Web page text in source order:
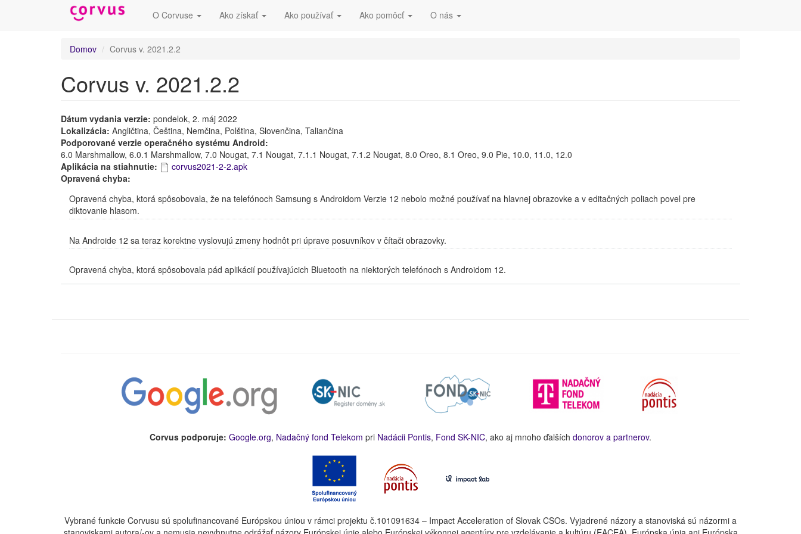
O Corvuse Ako získať Ako používať Ako pomôcť O nás
Domov Corvus v. 2021.2.2
Corvus v. 2021.2.2
Dátum vydania verzie: pondelok, 2. máj 2022
Lokalizácia: Angličtina, Čeština, Nemčina, Polština, Slovenčina, Taliančina
Podporované verzie operačného systému Android:
6.0 Marshmallow, 6.0.1 Marshmallow, 7.0 Nougat, 7.1 Nougat, 7.1.1 Nougat, 7.1.2 Nougat, 8.0 Oreo, 8.1 Oreo, 9.0 Pie, 10.0, 11.0, 12.0
Aplikácia na stiahnutie:
corvus2021-2-2.apk
Opravená chyba:
Opravená chyba, ktorá spôsobovala, že na telefónoch Samsung s Androidom Verzie 12 nebolo možné používať na hlavnej obrazovke a v editačných poliach povel pre
diktovanie hlasom.
Na Androide 12 sa teraz korektne vyslovujú zmeny hodnôt pri úprave posuvníkov v čítači obrazovky.
Opravená chyba, ktorá spôsobovala pád aplikácií používajúcich Bluetooth na niektorých telefónoch s Androidom 12.
Corvus podporuje: Google.org, Nadačný fond Telekom pri Nadácii Pontis, Fond SK-NIC, ako aj mnoho ďalších donorov a partnerov.
Vybrané funkcie Corvusu sú spolufinancované Európskou úniou v rámci projektu č.101091634 – Impact Acceleration of Slovak CSOs. Vyjadrené názory a stanoviská sú názormi a